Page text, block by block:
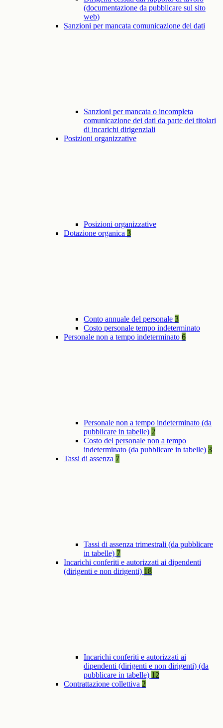
(documentazione da pubblicare sul sito
web)
Sanzioni per mancata comunicazione dei dati
Sanzioni per mancata o incompleta
comunicazione dei dati da parte dei titolari
di incarichi dirigenziali
Posizioni organizzative
Posizioni organizzative
Dotazione organica 3
Conto annuale del personale 3
Costo personale tempo indeterminato
Personale non a tempo indeterminato 6
Personale non a tempo indeterminato (da
pubblicare in tabelle) 2
Costo del personale non a tempo
indeterminato (da pubblicare in tabelle) 3
Tassi di assenza 7
Tassi di assenza trimestrali (da pubblicare
in tabelle) 7
Incarichi conferiti e autorizzati ai dipendenti
(dirigenti e non dirigenti) 18
Incarichi conferiti e autorizzati ai
dipendenti (dirigenti e non dirigenti) (da
pubblicare in tabelle) 12
Contrattazione collettiva 2